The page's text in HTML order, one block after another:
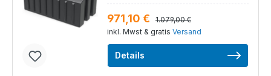
971,10 €
1.079,00 €
inkl. Mwst & gratis Versand
Details